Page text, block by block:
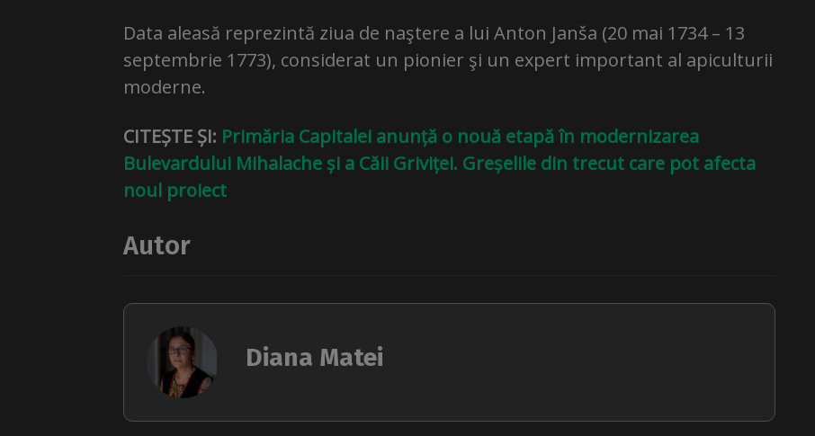
Data aleasă reprezintă ziua de naştere a lui Anton Janša (20 mai 1734 – 13
septembrie 1773), considerat un pionier şi un expert important al apiculturii
moderne.
CITEȘTE ȘI: Primăria Capitalei anunță o nouă etapă în modernizarea
Bulevardului Mihalache și a Căii Griviței. Greșelile din trecut care pot afecta
noul proiect
Autor
Diana Matei